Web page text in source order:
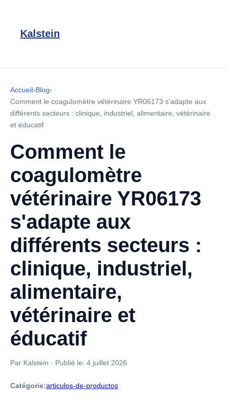
Kalstein
Accueil›Blog›
Comment le coagulomètre vétérinaire YR06173 s'adapte aux
différents secteurs : clinique, industriel, alimentaire, vétérinaire
et éducatif
Comment le
coagulomètre
vétérinaire YR06173
s'adapte aux
différents secteurs :
clinique, industriel,
alimentaire,
vétérinaire et
éducatif
Par Kalstein · Publié le: 4 juillet 2026
Catégorie:articulos-de-productos